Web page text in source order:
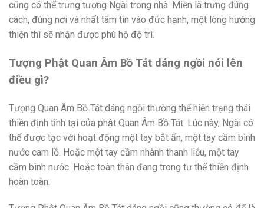
cũng có thể trưng tượng Ngài trong nhà. Miễn là trưng đúng
cách, đúng nơi và nhất tâm tin vào đức hạnh, một lòng hướng
thiện thì sẽ nhận được phù hộ độ trì.
Tượng Phật Quan Âm Bồ Tát dáng ngồi nói lên
điều gì?
Tượng Quan Âm Bồ Tát dáng ngồi thường thể hiện trạng thái
thiền định tĩnh tại của phật Quan Âm Bồ Tát. Lúc này, Ngài có
thể được tạc với hoạt động một tay bắt ấn, một tay cầm bình
nước cam lồ. Hoặc một tay cầm nhành thanh liễu, một tay
cầm bình nước. Hoặc toàn thân đang trong tư thế thiền định
hoàn toàn.